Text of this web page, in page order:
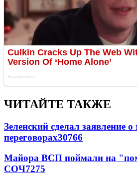
ЧИТАЙТЕ ТАКЖЕ
Зеленский сделал заявление
переговорах30766
Майора ВСП поймали на
СОЧ7275